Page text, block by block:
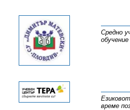
Средно
време